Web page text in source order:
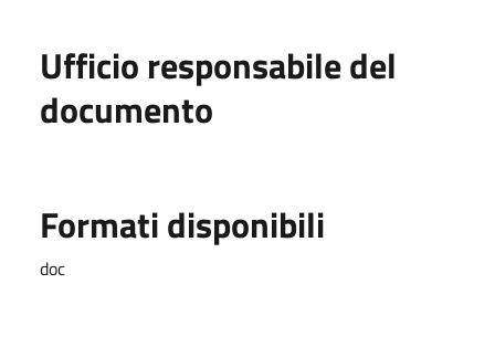
Ufficio responsabile del
documento
Formati disponibili
doc